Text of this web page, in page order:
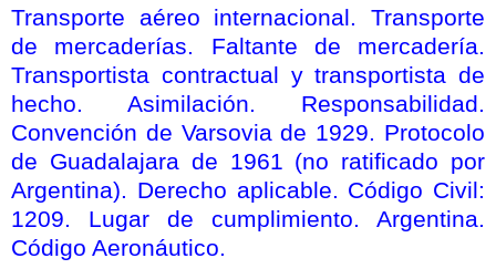
Transporte aéreo internacional. Transporte
de mercaderías. Faltante de mercadería.
Transportista contractual y transportista de
hecho. Asimilación. Responsabilidad.
Convención de Varsovia de 1929. Protocolo
de Guadalajara de 1961 (no ratificado por
Argentina). Derecho aplicable. Código Civil:
1209. Lugar de cumplimiento. Argentina.
Código Aeronáutico.